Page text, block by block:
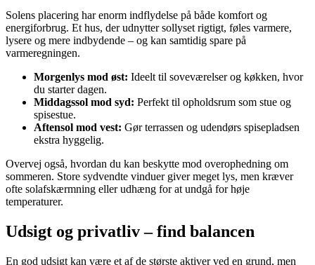
Solens placering har enorm indflydelse på både komfort og
energiforbrug. Et hus, der udnytter sollyset rigtigt, føles varmere,
lysere og mere indbydende – og kan samtidig spare på
varmeregningen.
Morgenlys mod øst: Ideelt til soveværelser og køkken, hvor
du starter dagen.
Middagssol mod syd: Perfekt til opholdsrum som stue og
spisestue.
Aftensol mod vest: Gør terrassen og udendørs spisepladsen
ekstra hyggelig.
Overvej også, hvordan du kan beskytte mod overophedning om
sommeren. Store sydvendte vinduer giver meget lys, men kræver
ofte solafskærmning eller udhæng for at undgå for høje
temperaturer.
Udsigt og privatliv – find balancen
En god udsigt kan være et af de største aktiver ved en grund, men